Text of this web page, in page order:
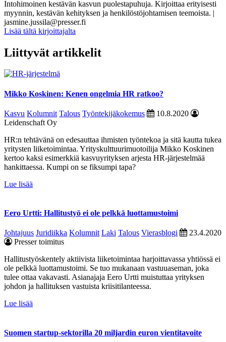
Intohimoinen kestävän kasvun puolestapuhuja. Kirjoittaa erityisesti
myynnin, kestävän kehityksen ja henkilöstöjohtamisen teemoista. |
jasmine.jussila@presser.fi
Lisää tältä kirjoittajalta
Liittyvät artikkelit
Mikko Koskinen: Kenen ongelmia HR ratkoo?
Kasvu Kolumnit Talous Työntekijäkokemus
10.8.2020
Leidenschaft Oy
HR:n tehtävänä on edesauttaa ihmisten työntekoa ja sitä kautta tukea
yritysten liiketoimintaa. Yrityskulttuurimuotoilija Mikko Koskinen
kertoo kaksi esimerkkiä kasvuyrityksen arjesta HR-järjestelmää
hankittaessa. Kumpi on se fiksumpi tapa?
Lue lisää
Eero Urtti: Hallitustyö ei ole pelkkä luottamustoimi
Johtajuus Juridiikka Kolumnit Laki Talous Vierasblogi
23.4.2020
Presser toimitus
Hallitustyöskentely aktiivista liiketoimintaa harjoittavassa yhtiössä ei
ole pelkkä luottamustoimi. Se tuo mukanaan vastuuaseman, joka
tulee ottaa vakavasti. Asianajaja Eero Urtti muistuttaa yrityksen
johdon ja hallituksen vastuista kriisitilanteessa.
Lue lisää
Suomen startup-sektorilla 20 miljardin euron vientitavoite